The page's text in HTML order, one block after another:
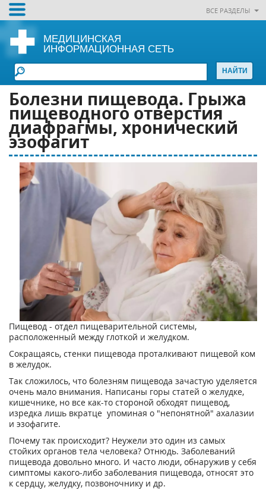
ВСЕ РАЗДЕЛЫ
МЕДИЦИНСКАЯ
ИНФОРМАЦИОННАЯ СЕТЬ
Болезни пищевода. Грыжа
пищеводного отверстия
диафрагмы, хронический
эзофагит
Пищевод - отдел пищеварительной системы,
расположенный между глоткой и желудком.
Сокращаясь, стенки пищевода проталкивают пищевой ком
в желудок.
Так сложилось, что болезням пищевода зачастую уделяется
очень мало внимания. Написаны горы статей о желудке,
кишечнике, но все как-то стороной обходят пищевод,
изредка лишь вкратце упоминая о "непонятной" ахалазии
и эзофагите.
Почему так происходит? Неужели это один из самых
стойких органов тела человека? Отнюдь. Заболеваний
пищевода довольно много. И часто люди, обнаружив у себя
симптомы какого-либо заболевания пищевода, относят это
к сердцу, желудку, позвоночнику и др.